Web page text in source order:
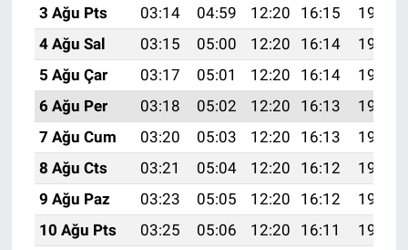
3 Ağu Pts
03:14 04:59 12:20 16:15
19:32
4 Ağu Sal
03:15 05:00 12:20 16:14
19:31
5 Ağu Çar
03:17 05:01 12:20 16:14
19:30
6 Ağu Per
03:18 05:02 12:20 16:13
19:29
7 Ağu Cum
03:20 05:03 12:20 16:13
19:27
8 Ağu Cts
03:21 05:04 12:20 16:12
19:26
9 Ağu Paz
03:23 05:05 12:20 16:12
19:25
10 Ağu Pts
03:25 05:06 12:20 16:11
19:24